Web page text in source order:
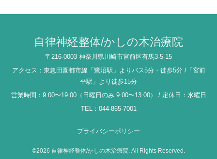
自律神経整体/かしの木治療院
〒216-0003 神奈川県川崎市宮前区有馬3-5-15
アクセス：東急田園都市線「鷺沼駅」よりバス5分・徒歩5分 /「宮前
平駅」より徒歩15分
営業時間：9:00〜19:00（日曜日のみ 9:00〜13:00） / 定休日：水曜日
TEL：044-865-7001
プライバシーポリシー
©2026 自律神経整体/かしの木治療院 . All Rights Reserved.